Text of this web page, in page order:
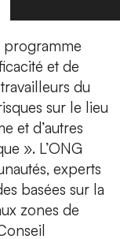
programme
et de
du
sur le lieu
et d’autres
». L’ONG
experts
basées sur la
zones de